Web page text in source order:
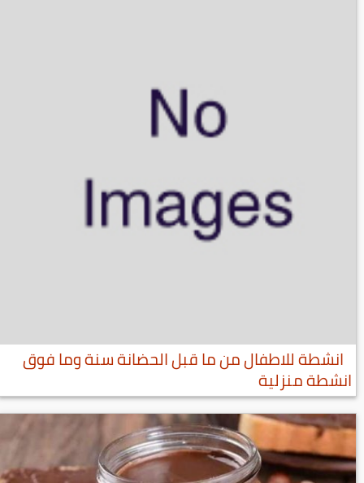
انشطة للاطفال من ما قبل الحضانة سنة وما فوق
انشطة منزلية